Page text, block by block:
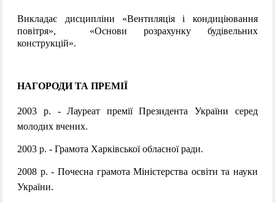
Викладає дисципліни «Вентиляція і кондиціювання
повітря»,  «Основи розрахунку будівельних
конструкцій».
НАГОРОДИ ТА ПРЕМІЇ
2003 р. -Лауреат премії Президента України серед
молодих вчених.
2003 р. -Грамота Харківської обласної ради.
2008 р. - Почесна грамота Міністерства освіти та науки
України.